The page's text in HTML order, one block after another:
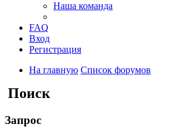
Наша команда
FAQ
Вход
Регистрация
На главную Список форумов
Поиск
Запрос